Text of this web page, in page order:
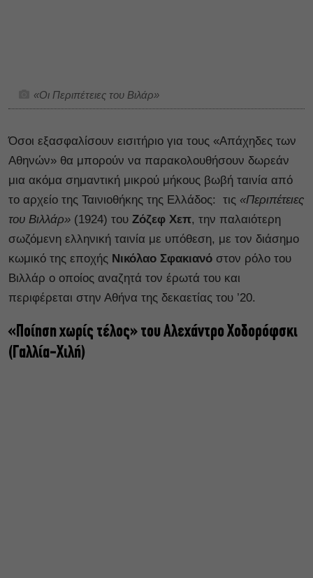
«Οι Περιπέτειες του Βιλάρ»
Όσοι εξασφαλίσουν εισιτήριο για τους «Απάχηδες των
Αθηνών» θα μπορούν να παρακολουθήσουν δωρεάν
μια ακόμα σημαντική μικρού μήκους βωβή ταινία από
το αρχείο της Ταινιοθήκης της Ελλάδος: τις «Περιπέτειες
του Βιλλάρ» (1924) του Ζόζεφ Χεπ, την παλαιότερη
σωζόμενη ελληνική ταινία με υπόθεση, με τον διάσημο
κωμικό της εποχής Νικόλαο Σφακιανό στον ρόλο του
Βιλλάρ ο οποίος αναζητά τον έρωτά του και
περιφέρεται στην Αθήνα της δεκαετίας του ’20.
«Ποίηση χωρίς τέλος» του Αλεχάντρο Χοδορόφσκι
(Γαλλία-Χιλή)